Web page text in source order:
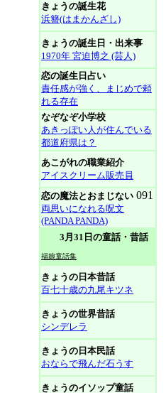
きょうの誕生花
浜簪(はまかんざし)
きょうの誕生日・出来事
1970年 宮迫博之 (芸人)
恋の誕生日占い
責任感が強く、まじめで頼
れる存在
なぞなぞ小学校
あきっぽい人が住んでいる
都道府県は？
あこがれの職業紹介
アイスクリーム販売員
恋の魔法とおまじない 091
両思いになれる呪文
(PANDA PANDA)
3月31日の童話・昔話
福娘童話集
きょうの日本昔話
百七十歳の九尾キツネ
きょうの世界昔話
シンデレラ
きょうの日本民話
おならで飛んだ石うす
きょうのイソップ童話